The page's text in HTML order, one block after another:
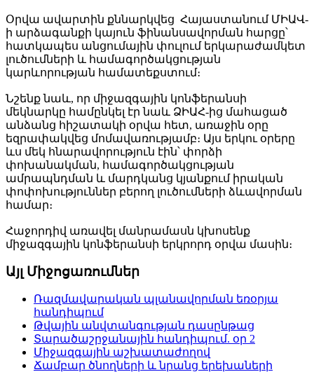
Օրվա ավարտին քննարկվեց Հայաստանում ՄԻԱՎ-
ի արձագանքի կայուն ֆինանսավորման հարցը՝
հատկապես անցումային փուլում երկարաժամկետ
լուծումների և համագործակցության
կարևորության համատեքստում։
Նշենք նաև, որ միջազգային կոնֆերանսի
մեկնարկը համընկել էր նաև ՁԻԱՀ-ից մահացած
անձանց հիշատակի օրվա հետ, առաջին օրը
եզրափակվեց մոմավառությամբ։ Այս երկու օրերը
ևս մեկ հնարավորություն էին՝ փորձի
փոխանակման, համագործակցության
ամրապնդման և մարդկանց կյանքում իրական
փոփոխություններ բերող լուծումների ձևավորման
համար։
Հաջորդիվ առավել մանրամասն կխոսենք
միջազգային կոնֆերանսի երկրորդ օրվա մասին։
Այլ Միջոցառումներ
Ռազմավարական պլանավորման եռօրյա
հանդիպում
Թվային անվտանգության դասընթաց
Տարածաշրջանային հանդիպում. օր 2
Միջազգային աշխատաժողով
Ճամբար ծնողների և նրանց երեխաների